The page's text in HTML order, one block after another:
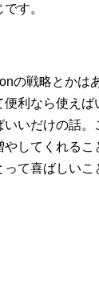
す。
の戦略とかは
便利なら使えば
いいだけの話。
やしてくれるこ
って喜ばしいこ